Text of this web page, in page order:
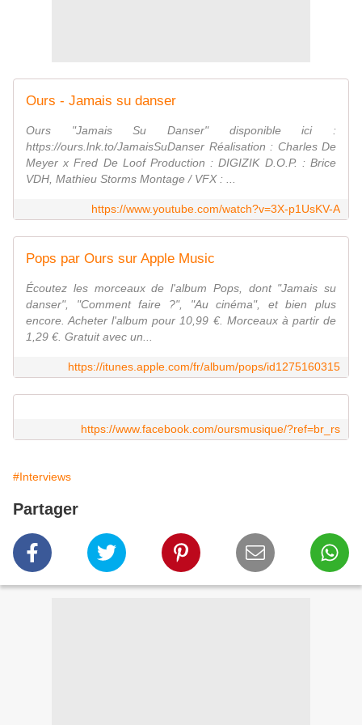
Ours - Jamais su danser
Ours "Jamais Su Danser" disponible ici :
https://ours.lnk.to/JamaisSuDanser Réalisation : Charles De
Meyer x Fred De Loof Production : DIGIZIK D.O.P. : Brice
VDH, Mathieu Storms Montage / VFX : ...
https://www.youtube.com/watch?v=3X-p1UsKV-A
Pops par Ours sur Apple Music
Écoutez les morceaux de l'album Pops, dont "Jamais su
danser", "Comment faire ?", "Au cinéma", et bien plus
encore. Acheter l'album pour 10,99 €. Morceaux à partir de
1,29 €. Gratuit avec un...
https://itunes.apple.com/fr/album/pops/id1275160315
https://www.facebook.com/oursmusique/?ref=br_rs
#Interviews
Partager